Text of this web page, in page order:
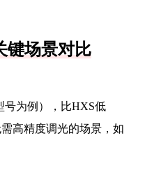
键场景对比
号为例），比HXS低
高精度调光的场景，如